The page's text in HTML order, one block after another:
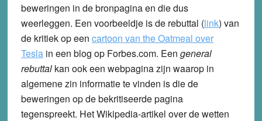
beweringen in de bronpagina en die dus
weerleggen. Een voorbeeldje is de rebuttal (link) van
de kritiek op een cartoon van the Oatmeal over
Teslain een blog op Forbes.com. Een general
rebuttalkan ook een webpagina zijn waarop in
algemene zin informatie te vinden is die de
beweringen op de bekritiseerde pagina
tegenspreekt. Het Wikipedia-artikel over de wetten